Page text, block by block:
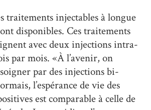
traitements injectables à longue
disponibles. Ces traitements
avec deux injections intra-
par mois. «À l’avenir, on
par des injections bi-
l’espérance de vie des
est comparable à celle de